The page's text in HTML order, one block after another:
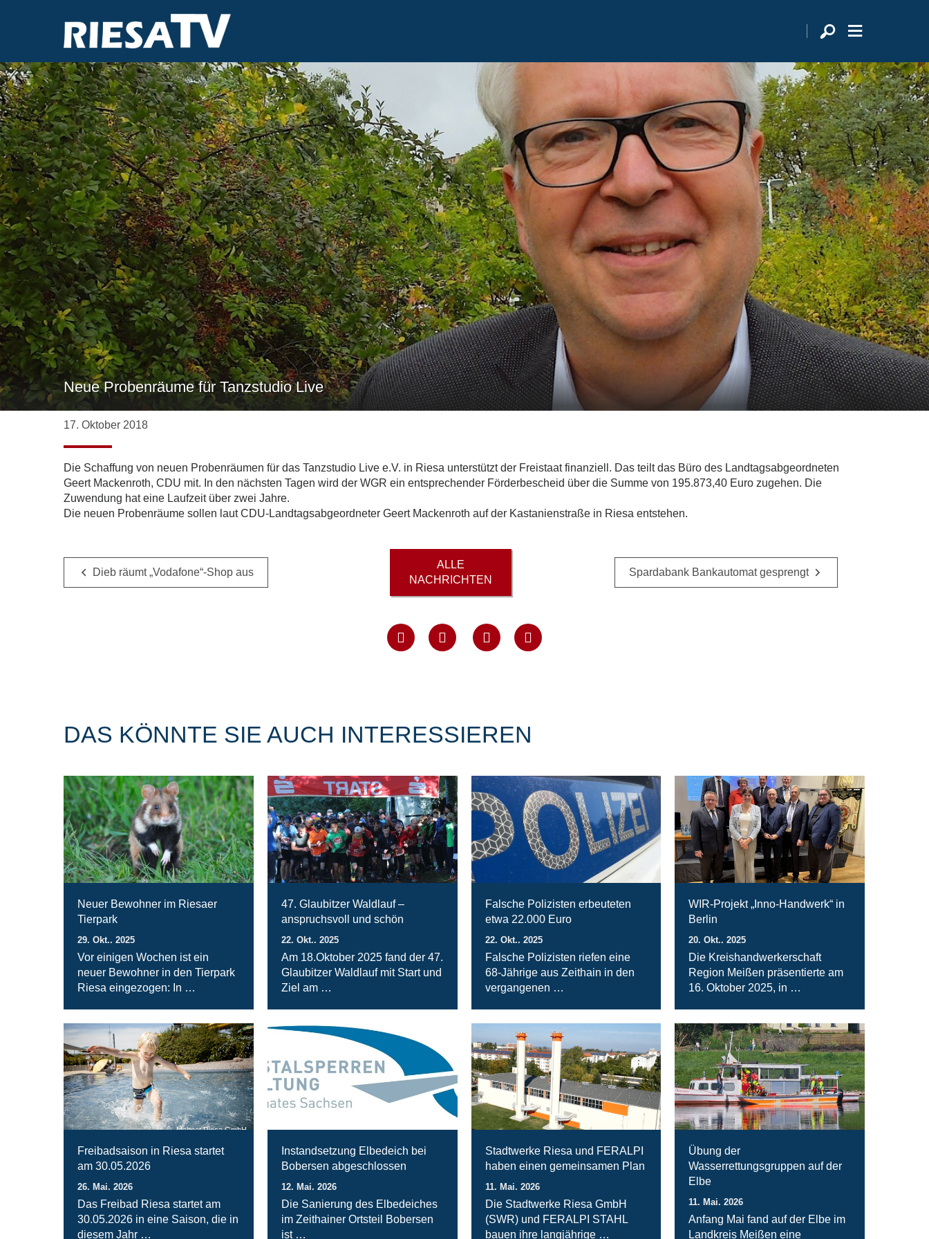
Neue Probenräume für Tanzstudio Live
17. Oktober 2018
Die Schaffung von neuen Probenräumen für das Tanzstudio Live e.V. in Riesa unterstützt der Freistaat finanziell. Das teilt das Büro des Landtagsabgeordneten
Geert Mackenroth, CDU mit. In den nächsten Tagen wird der WGR ein entsprechender Förderbescheid über die Summe von 195.873,40 Euro zugehen. Die
Zuwendung hat eine Laufzeit über zwei Jahre.
Die neuen Probenräume sollen laut CDU-Landtagsabgeordneter Geert Mackenroth auf der Kastanienstraße in Riesa entstehen.
Dieb räumt „Vodafone“-Shop aus
ALLE
NACHRICHTEN
Spardabank Bankautomat gesprengt
DAS KÖNNTE SIE AUCH INTERESSIEREN
Neuer Bewohner im Riesaer
Tierpark
29. Okt.. 2025
Vor einigen Wochen ist ein
neuer Bewohner in den Tierpark
Riesa eingezogen: In …
47. Glaubitzer Waldlauf –
anspruchsvoll und schön
22. Okt.. 2025
Am 18.Oktober 2025 fand der 47.
Glaubitzer Waldlauf mit Start und
Ziel am …
Falsche Polizisten erbeuteten
etwa 22.000 Euro
22. Okt.. 2025
Falsche Polizisten riefen eine
68-Jährige aus Zeithain in den
vergangenen …
WIR-Projekt „Inno-Handwerk“ in
Berlin
20. Okt.. 2025
Die Kreishandwerkerschaft
Region Meißen präsentierte am
16. Oktober 2025, in …
Magnet Riesa GmbH
Freibadsaison in Riesa startet
am 30.05.2026
26. Mai. 2026
Das Freibad Riesa startet am
30.05.2026 in eine Saison, die in
diesem Jahr …
Instandsetzung Elbedeich bei
Bobersen abgeschlossen
12. Mai. 2026
Die Sanierung des Elbedeiches
im Zeithainer Ortsteil Bobersen
ist …
Stadtwerke Riesa und FERALPI
haben einen gemeinsamen Plan
11. Mai. 2026
Die Stadtwerke Riesa GmbH
(SWR) und FERALPI STAHL
bauen ihre langjährige …
Übung der
Wasserrettungsgruppen auf der
Elbe
11. Mai. 2026
Anfang Mai fand auf der Elbe im
Landkreis Meißen eine